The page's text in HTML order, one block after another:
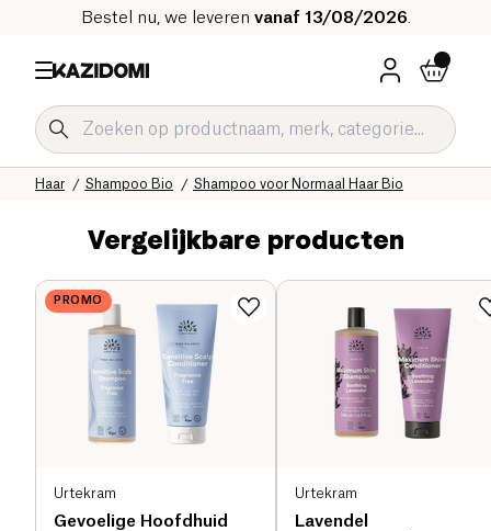
Bestel nu, we leveren vanaf 13/08/2026
Shampoo voor Normaal Haar Bio
Shampoo Bio
Haar
Hygiëne & Schoonheid
Onze biologische catalogus
Home
Vergelijkbare producten
PROMO
Urtekram
Gevoelige Hoofdhuid
Urtekram
Lavendel